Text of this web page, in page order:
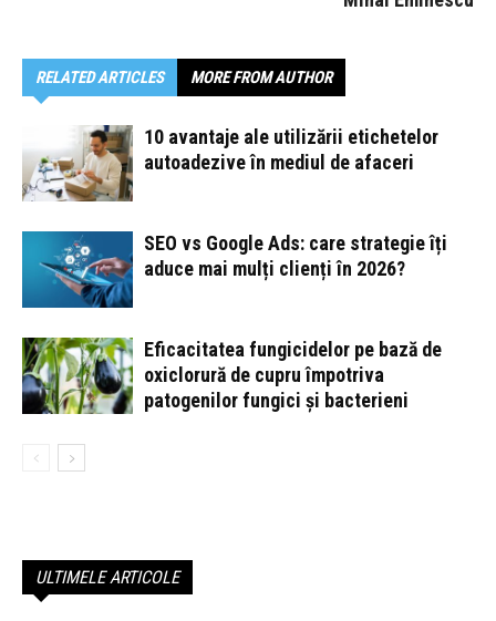
RELATED ARTICLES MORE FROM AUTHOR
10 avantaje ale utilizării etichetelor
autoadezive în mediul de afaceri
SEO vs Google Ads: care strategie îți
aduce mai mulți clienți în 2026?
Eficacitatea fungicidelor pe bază de
oxiclorură de cupru împotriva
patogenilor fungici și bacterieni
ULTIMELE ARTICOLE